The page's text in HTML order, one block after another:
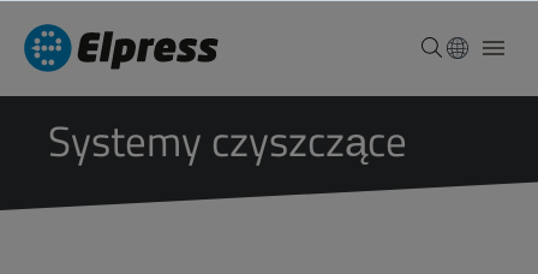
Systemy czyszczące